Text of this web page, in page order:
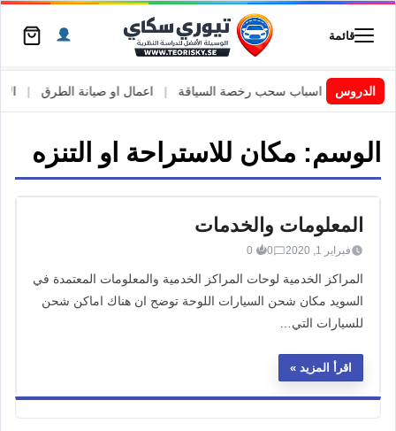
قائمة
الدروسالسويد | اسباب سحب رخصة السياقة اعمال او صيانة الطرق
الوسم: مكان للاستراحة او التنزه
المعلومات والخدمات
فبراير 1, 2020 0
0
المراكز الخدمية لوحات المراكز الخدمية والمعلومات المعتمدة في
السويد مكان شحن السيارات اللوحة توضح ان هناك اماكن شحن
للسيارات التي…
اقرأ المزيد